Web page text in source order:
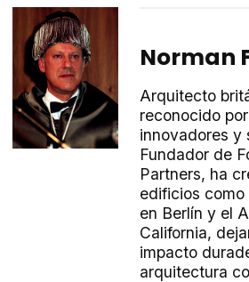
Norman
Arquitecto
reconocido
innovadores y
Fundador de
Partners, ha
edificios como
en Berlín y el
California,
impacto
arquitectura